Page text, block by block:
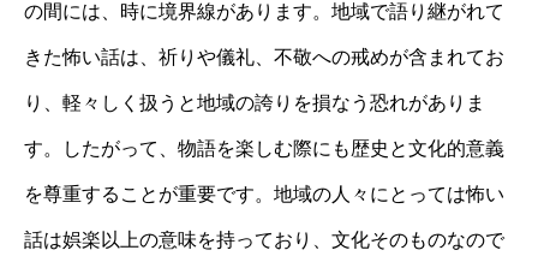
の間には、時に境界線があります。地域で語り継がれて
きた怖い話は、祈りや儀礼、不敬への戒めが含まれてお
り、軽々しく扱うと地域の誇りを損なう恐れがありま
す。したがって、物語を楽しむ際にも歴史と文化的意義
を尊重することが重要です。地域の人々にとっては怖い
話は娯楽以上の意味を持っており、文化そのものなので